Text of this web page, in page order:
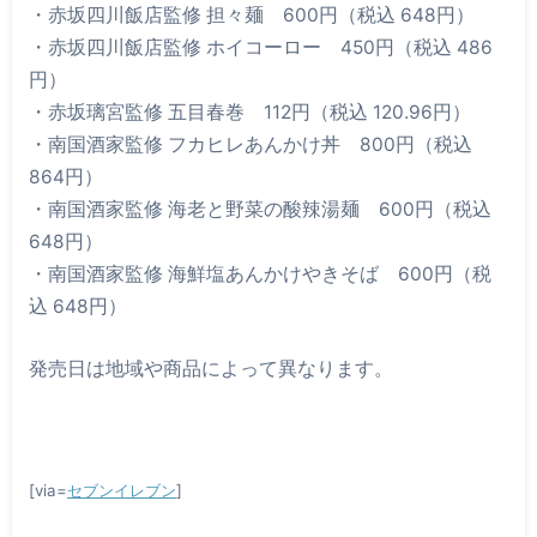
・赤坂四川飯店監修 担々麺 600円（税込 648円）
・赤坂四川飯店監修 ホイコーロー 450円（税込 486
円）
・赤坂璃宮監修 五目春巻 112円（税込 120.96円）
・南国酒家監修 フカヒレあんかけ丼 800円（税込
864円）
・南国酒家監修 海老と野菜の酸辣湯麺 600円（税込
648円）
・南国酒家監修 海鮮塩あんかけやきそば 600円（税
込 648円）
発売日は地域や商品によって異なります。
[via=セブンイレブン]